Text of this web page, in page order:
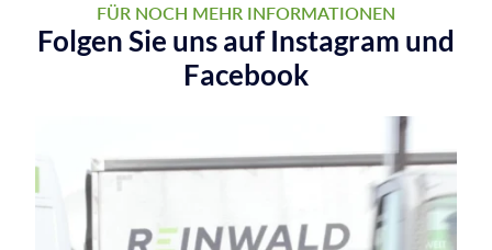
FÜR NOCH MEHR INFORMATIONEN
Folgen Sie uns auf Instagram und
Facebook